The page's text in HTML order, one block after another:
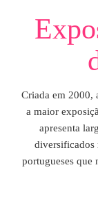
Criada em 2000,
a maior
apresenta
diversificados
portugueses que